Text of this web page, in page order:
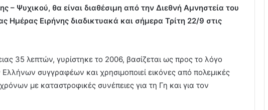
– Ψυχικού, θα είναι διαθέσιμη από την Διεθνή Αμνηστεία του
Ημέρας Ειρήνης διαδικτυακά και σήμερα Τρίτη 22/9 στις
35 λεπτών, γυρίστηκε το 2006, βασίζεται ως προς το λόγο
συγγραφέων και χρησιμοποιεί εικόνες από πολεμικές
με καταστροφικές συνέπειες για τη Γη και για τον